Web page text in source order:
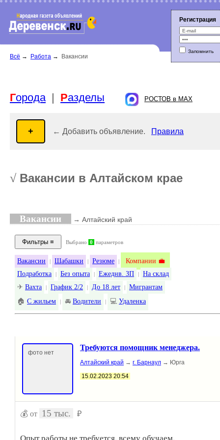
Всё → Работа → Вакансии
Регистрация
Запомнить
орода |Разделы
РОСТОВ в MAX
← Добавить объявление. Правила
√ Вакансии в Алтайском крае
Вакансии → Алтайский край
Выбрано 0 параметров
Вакансии | Шабашки | Резюме |
Компании 💼
Подработка
| Без опыта | Ежеднв. ЗП |
На склад
✈ Вахта | График 2/2 | До 18 лет |
Мигрантам
🏠 С жильем | 🚘 Водители | 💻 Удаленка
фото нет
Требуются помощник менеджера.
Алтайский край → г. Барнаул → Юрга
15.02.2023 20:54
💰 от 15 тыс. ₽